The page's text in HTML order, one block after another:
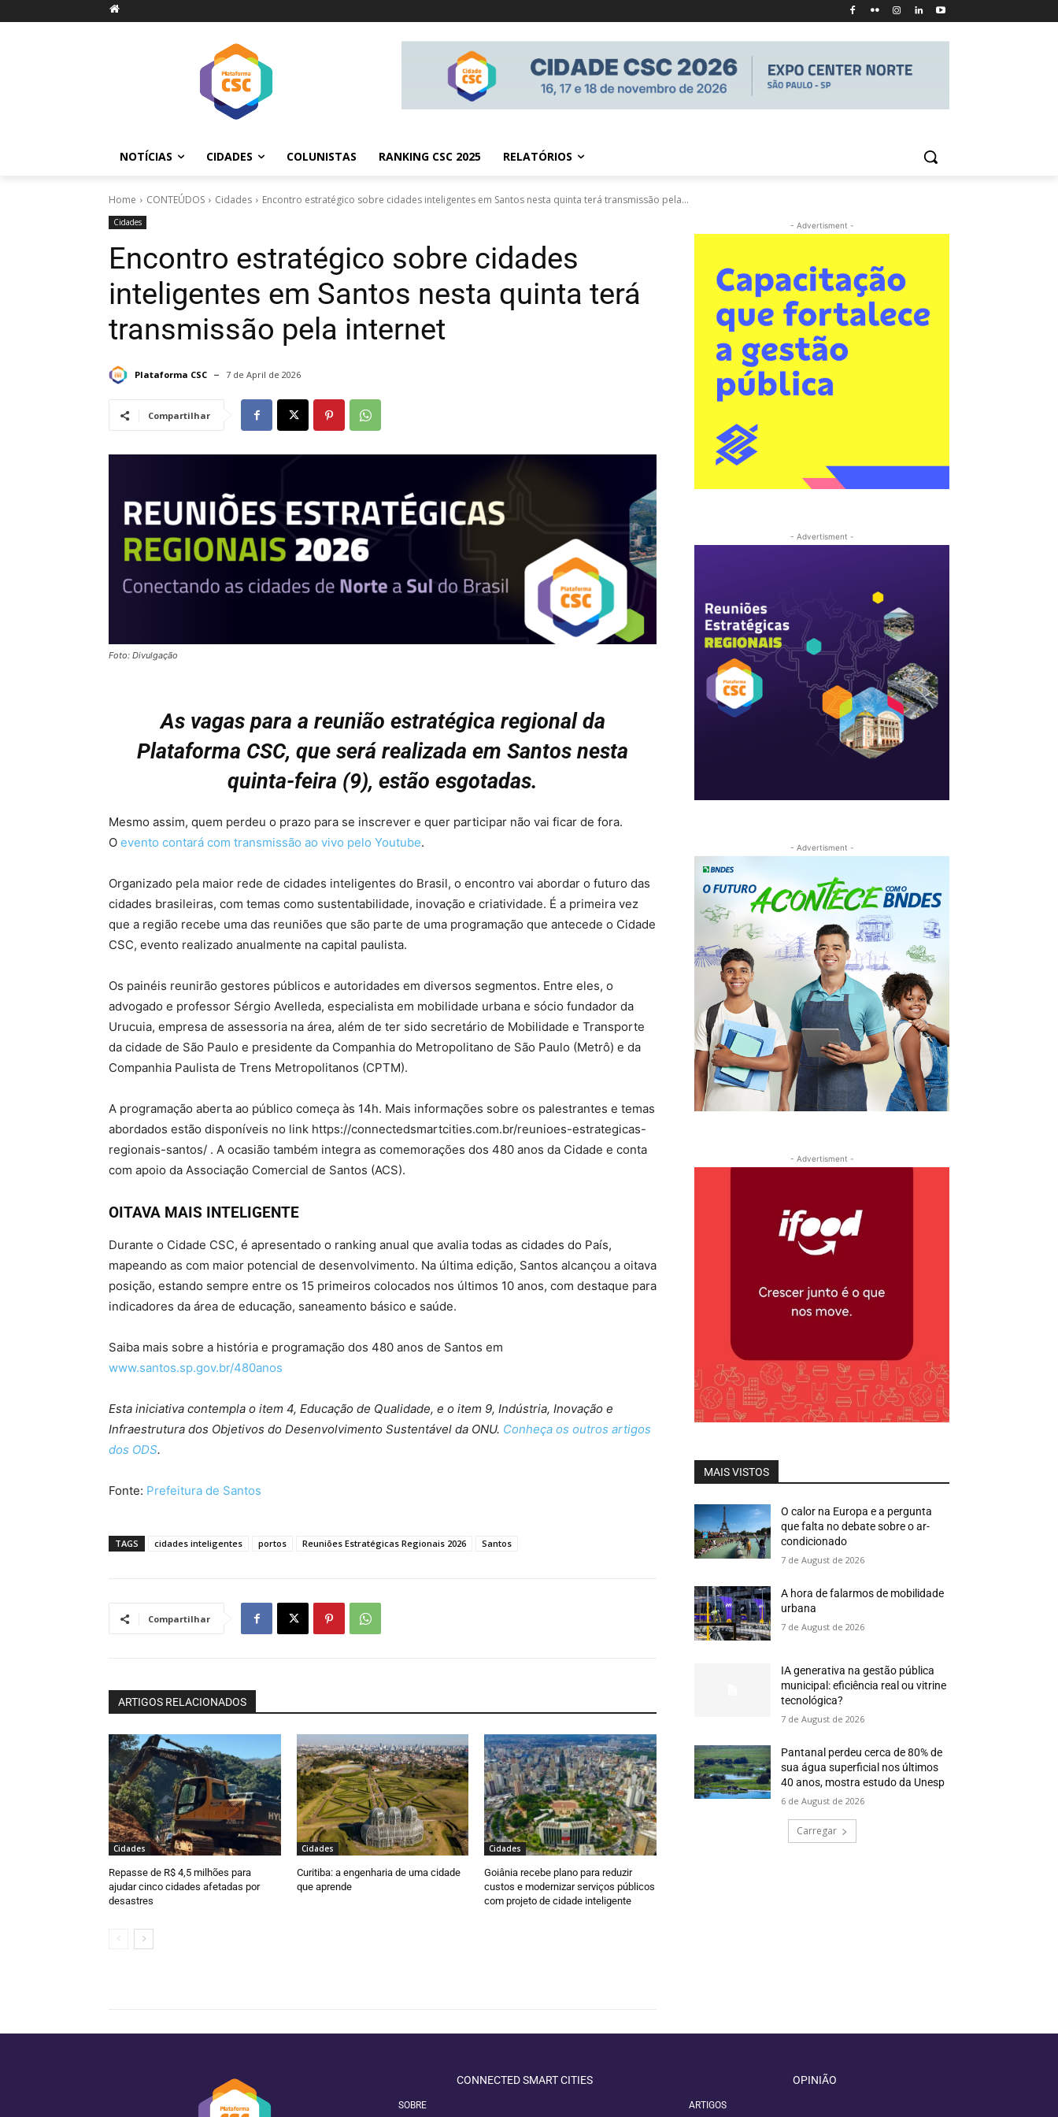
NOTÍCIAS CIDADES COLUNISTAS RANKING CSC 2025 RELATÓRIOS
Home CONTEÚDOS Cidades Encontro estratégico sobre cidades inteligentes em Santos nesta quinta terá transmissão pela...
Cidades
Encontro estratégico sobre cidades
inteligentes em Santos nesta quinta terá
transmissão pela internet
Plataforma CSC 7 de April de 2026
Compartilhar
Foto: Divulgação
As vagas para a reunião estratégica regional da
Plataforma CSC, que será realizada em Santos nesta
quinta-feira (9), estão esgotadas.
Mesmo assim, quem perdeu o prazo para se inscrever e quer participar não vai ficar de fora.
O evento contará com transmissão ao vivo pelo Youtube.
Organizado pela maior rede de cidades inteligentes do Brasil, o encontro vai abordar o futuro das
cidades brasileiras, com temas como sustentabilidade, inovação e criatividade. É a primeira vez
que a região recebe uma das reuniões que são parte de uma programação que antecede o Cidade
CSC, evento realizado anualmente na capital paulista.
Os painéis reunirão gestores públicos e autoridades em diversos segmentos. Entre eles, o
advogado e professor Sérgio Avelleda, especialista em mobilidade urbana e sócio fundador da
Urucuia, empresa de assessoria na área, além de ter sido secretário de Mobilidade e Transporte
da cidade de São Paulo e presidente da Companhia do Metropolitano de São Paulo (Metrô) e da
Companhia Paulista de Trens Metropolitanos (CPTM).
A programação aberta ao público começa às 14h. Mais informações sobre os palestrantes e temas
abordados estão disponíveis no link https://connectedsmartcities.com.br/reunioes-estrategicas-
regionais-santos/ . A ocasião também integra as comemorações dos 480 anos da Cidade e conta
com apoio da Associação Comercial de Santos (ACS).
OITAVA MAIS INTELIGENTE
Durante o Cidade CSC, é apresentado o ranking anual que avalia todas as cidades do País,
mapeando as com maior potencial de desenvolvimento. Na última edição, Santos alcançou a oitava
posição, estando sempre entre os 15 primeiros colocados nos últimos 10 anos, com destaque para
indicadores da área de educação, saneamento básico e saúde.
Saiba mais sobre a história e programação dos 480 anos de Santos em
www.santos.sp.gov.br/480anos
Esta iniciativa contempla o item 4, Educação de Qualidade, e o item 9, Indústria, Inovação e
Infraestrutura dos Objetivos do Desenvolvimento Sustentável da ONU. Conheça os outros artigos
dos ODS.
Fonte: Prefeitura de Santos
TAGS cidades inteligentes portos Reuniões Estratégicas Regionais 2026 Santos
Compartilhar
ARTIGOS RELACIONADOS
Cidades
Repasse de R$ 4,5 milhões para
ajudar cinco cidades afetadas por
desastres
Cidades
Curitiba: a engenharia de uma cidade
que aprende
Cidades
Goiânia recebe plano para reduzir
custos e modernizar serviços públicos
com projeto de cidade inteligente
- Advertisment -
- Advertisment -
- Advertisment -
- Advertisment -
MAIS VISTOS
O calor na Europa e a pergunta
que falta no debate sobre o ar-
condicionado
7 de August de 2026
A hora de falarmos de mobilidade
urbana
7 de August de 2026
IA generativa na gestão pública
municipal: eficiência real ou vitrine
tecnológica?
7 de August de 2026
Pantanal perdeu cerca de 80% de
sua água superficial nos últimos
40 anos, mostra estudo da Unesp
6 de August de 2026
Carregar
CONNECTED SMART CITIES
SOBRE
OPINIÃO
ARTIGOS